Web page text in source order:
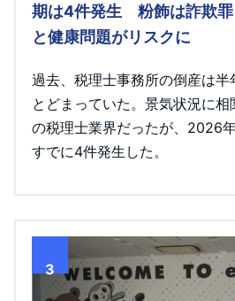
期は4件発生 粉飾は詐欺罪
と健康問題がリスクに
過去、税理士事務所の倒産は半
とどまっていた。景気状況に
の税理士業界だったが、2026
すでに4件発生した。
3